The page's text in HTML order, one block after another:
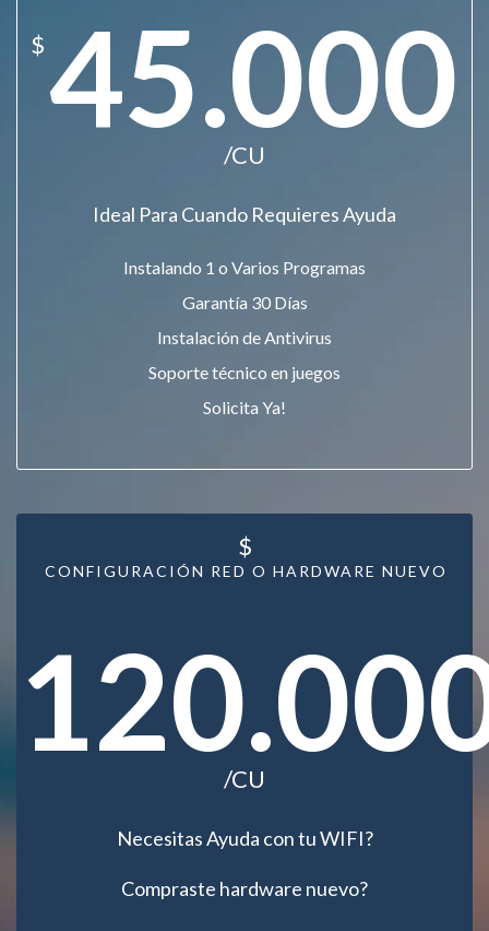
$45.000
/CU
Ideal Para Cuando Requieres Ayuda
Instalando 1 o Varios Programas
Garantía 30 Días
Instalación de Antivirus
Soporte técnico en juegos
Solicita Ya!
CONFIGURACIÓN RED O HARDWARE NUEVO
$
/CU
Necesitas Ayuda con tu WIFI?
Compraste hardware nuevo?